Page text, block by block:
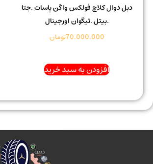
دبل دوال کلاچ فولکس واگن پاسات .جتا
.بیتل .تیگوان اورجینال
70.000.000تومان
افزودن به سبد خرید